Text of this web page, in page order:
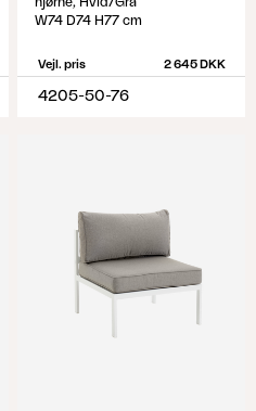
W74 D74 H77 cm
Vejl. pris 2 645 DKK
4205-50-76